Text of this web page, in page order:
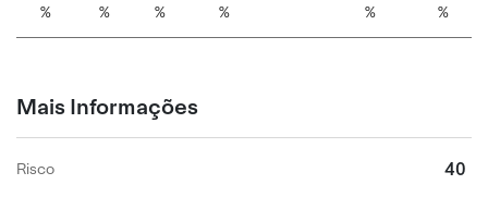
%
%
%
%
%
%
Mais Informações
Risco 40